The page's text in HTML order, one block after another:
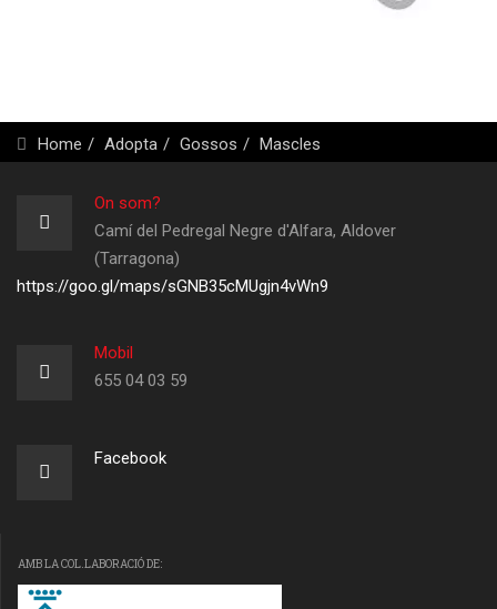
Home Adopta Gossos Mascles
On som?
Camí del Pedregal Negre d'Alfara, Aldover
(Tarragona)
https://goo.gl/maps/sGNB35cMUgjn4vWn9
Mobil
655 04 03 59
Facebook
AMB LA COL.LABORACIÓ DE: